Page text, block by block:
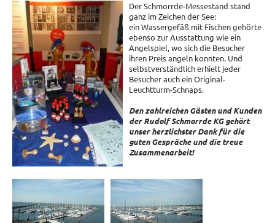
Der Schmorrde-Messestand stand
ganz im Zeichen der See:
ein Wassergefäß mit Fischen gehörte
ebenso zur Ausstattung wie ein
Angelspiel, wo sich die Besucher
ihren Preis angeln konnten. Und
selbstverständlich erhielt jeder
Besucher auch ein Original-
Leuchtturm-Schnaps.
Den zahlreichen Gästen und Kunden
der Rudolf Schmorrde KG gehört
unser herzlichster Dank für die
guten Gespräche und die treue
Zusammenarbeit!